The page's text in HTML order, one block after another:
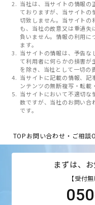
当社は、当サイトの情報の
ておりますが、当サイトの
切致しません。当サイトの
も、当社の故意又は重過失
負いません。情報の利用に
ます。
当サイトの情報は、予告な
て利用者に何らかの損害が
を除き、当社として一切の
当サイトに記載の情報、記
ンテンツの無断複写・転載
当サイトにおいて不適切な
数ですが、当社のお問い合
です。
TOPお問い合わせ・ご相談
まずは、
【受付